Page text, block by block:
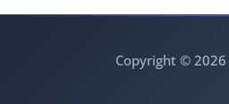
Copyright © 2026